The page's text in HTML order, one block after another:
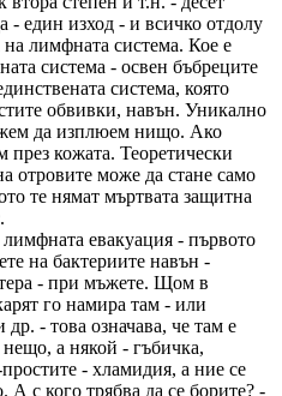
- един изход - и всичко отдолу
на лимфната система. Кое е
система - освен бъбреците
система, която
обвивки, навън. Уникално
да изплюем нищо. Ако
кожата. Теоретически
отровите може да стане само
те нямат мъртвата защитна
евакуация - първото
на бактериите навън -
- при мъжете. Щом в
го намира там - или
- това означава, че там е
а някой - гъбичка,
- хламидия, а ние се
А с кого трябва да се борите? -